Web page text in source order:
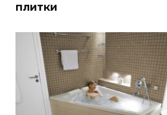
плитки